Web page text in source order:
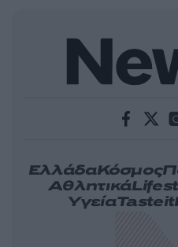
ΕλλάδαΚόσμος
Αθλητικά
ΥγείαTasteit